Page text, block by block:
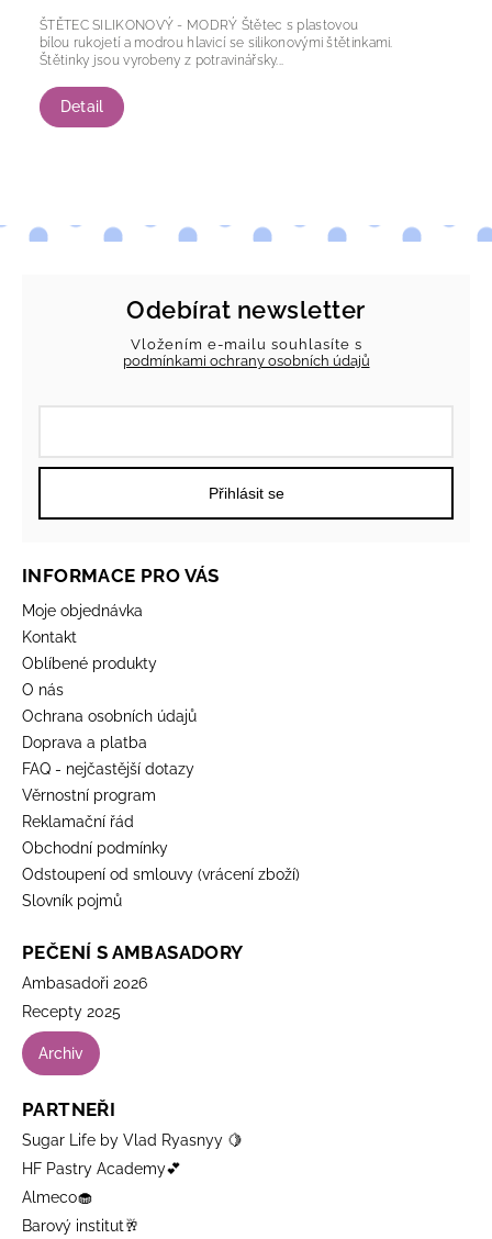
Detail
ŠTĚTEC SILIKONOVÝ - MODRÝ Štětec s plastovou
bílou rukojetí a modrou hlavicí se silikonovými štětinkami.
Štětinky jsou vyrobeny z potravinářsky...
Odebírat newsletter
Vložením e-mailu souhlasíte s
podmínkami ochrany osobních údajů
Přihlásit se
INFORMACE PRO VÁS
Moje objednávka
Kontakt
Oblíbené produkty
O nás
Ochrana osobních údajů
Doprava a platba
FAQ - nejčastější dotazy
Věrnostní program
Reklamační řád
Obchodní podmínky
Odstoupení od smlouvy (vrácení zboží)
Slovník pojmů
PEČENÍ S AMBASADORY
Ambasadoři 2026
Recepty 2025
Archiv
PARTNEŘI
Sugar Life by Vlad Ryasnyy 🍋
HF Pastry Academy💕
Almeco🧁
Barový institut🥂